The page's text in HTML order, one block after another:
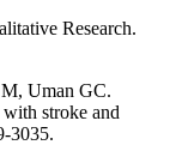
Research.
Uman GC.
stroke and
3035.